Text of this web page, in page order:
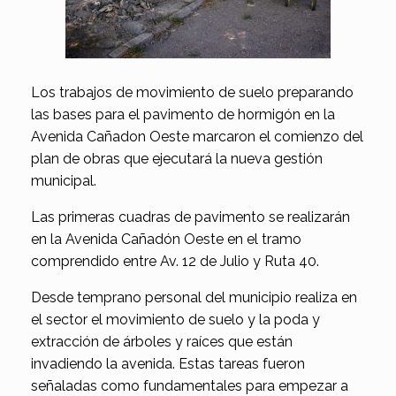
Los trabajos de movimiento de suelo preparando
las bases para el pavimento de hormigón en la
Avenida Cañadon Oeste marcaron el comienzo del
plan de obras que ejecutará la nueva gestión
municipal.
Las primeras cuadras de pavimento se realizarán
en la Avenida Cañadón Oeste en el tramo
comprendido entre Av. 12 de Julio y Ruta 40.
Desde temprano personal del municipio realiza en
el sector el movimiento de suelo y la poda y
extracción de árboles y raíces que están
invadiendo la avenida. Estas tareas fueron
señaladas como fundamentales para empezar a